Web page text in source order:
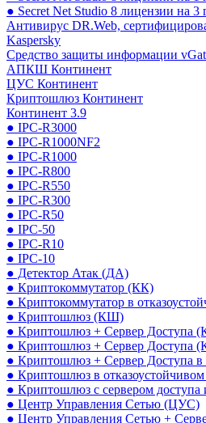
● Secret Net Studio 8 лицензии на 3
Антивирус DR.Web,
Kaspersky
Средство защиты информации
АПКШ Континент
ЦУС Континент
Криптошлюз Континент
Континент 3.9
● IPC-R3000
● IPC-R1000NF2
● IPC-R1000
● IPC-R800
● IPC-R550
● IPC-R300
● IPC-R50
● IPC-50
● IPC-R10
● IPC-10
● Детектор Атак (ДА)
● Криптокоммутатор (КК)
● Криптокоммутатор в
● Криптошлюз (КШ)
● Криптошлюз + Сервер Доступа
● Криптошлюз + Сервер Доступа
● Криптошлюз + Сервер Доступа
● Криптошлюз в
● Криптошлюз с сервером
● Центр Управления Сетью (ЦУС)
● Центр Управления Сетью +